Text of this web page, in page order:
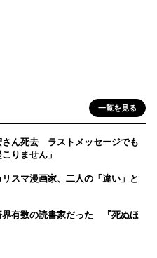
一覧を見る
さん死去 ラストメッセージでも
りません」
スマ漫画家、二人の「違い」と
界有数の読書家だった 『死ぬほ